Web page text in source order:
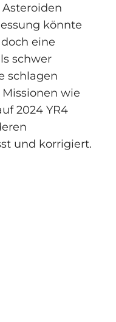
könnte
eine
schwer
schlagen
wie
2024 YR4
und korrigiert.